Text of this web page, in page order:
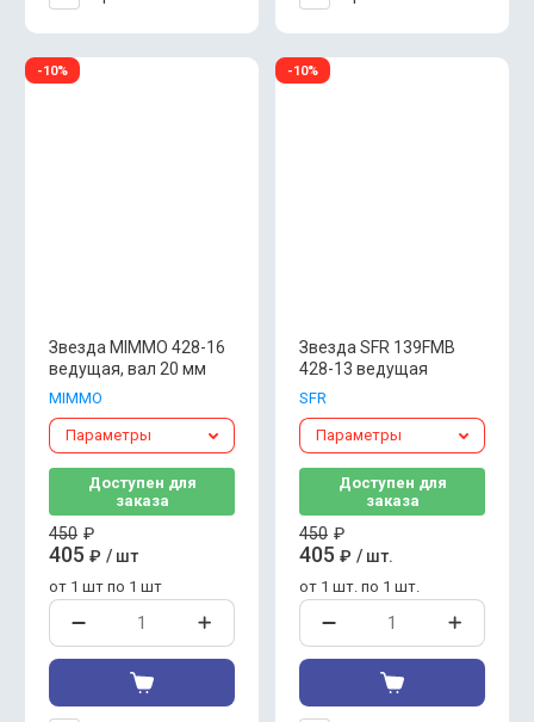
-10%
Звезда MIMMO 428-16
ведущая, вал 20 мм
MIMMO
Параметры
Доступен для
заказа
450 ₽
405 ₽ / шт
от 1 шт по 1 шт
-10%
Звезда SFR 139FMB
428-13 ведущая
SFR
Параметры
Доступен для
заказа
450 ₽
405 ₽ / шт.
от 1 шт. по 1 шт.